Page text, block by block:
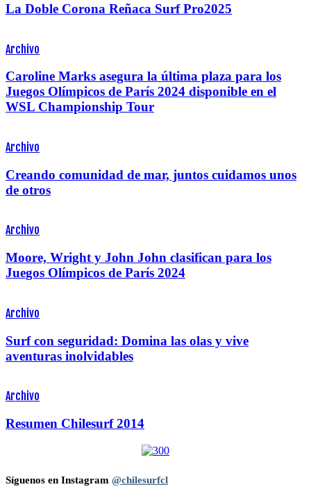
La Doble Corona Reñaca Surf Pro2025
Archivo
Caroline Marks asegura la última plaza para los
Juegos Olímpicos de París 2024 disponible en el
WSL Championship Tour
Archivo
Creando comunidad de mar, juntos cuidamos unos
de otros
Archivo
Moore, Wright y John John clasifican para los
Juegos Olímpicos de París 2024
Archivo
Surf con seguridad: Domina las olas y vive
aventuras inolvidables
Archivo
Resumen Chilesurf 2014
Síguenos en Instagram @chilesurfcl